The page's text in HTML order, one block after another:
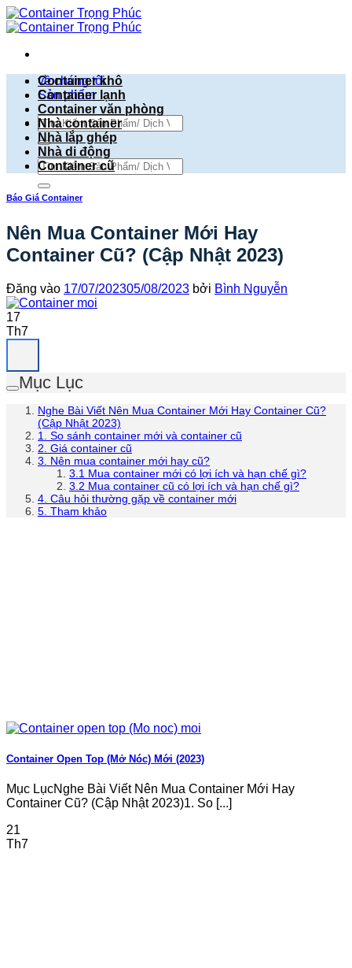
Bỏ
qua
dung
về chúng tôi
Sản phẩm
Tìm
kiếm:
Tìm
kiếm:
Container khô
Container lạnh
Container văn phòng
Nhà container
Nhà lắp ghép
Nhà di động
Container cũ
Báo Giá Container
Nên Mua Container Mới Hay
Container Cũ? (Cập Nhật 2023)
Đăng vào 17/07/202305/08/2023 bởi Bình Nguyễn
17
Th7
Mục Lục
Nghe Bài Viết Nên Mua Container Mới Hay Container Cũ?
(Cập Nhật 2023)
1. So sánh container mới và container cũ
2. Giá container cũ
3. Nên mua container mới hay cũ?
3.1 Mua container mới có lợi ích và hạn chế gì?
3.2 Mua container cũ có lợi ích và hạn chế gì?
4. Câu hỏi thường gặp về container mới
5. Tham khảo
Container Open Top (Mở Nóc) Mới (2023)
Mục LụcNghe Bài Viết Nên Mua Container Mới Hay
Container Cũ? (Cập Nhật 2023)1. So [...]
21
Th7